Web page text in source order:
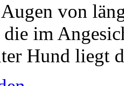
von
im
Hund liegt